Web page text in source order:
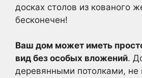
досках столов из кованого
бесконечен!
Ваш дом может иметь
вид без особых вложений.
деревянными потолками,